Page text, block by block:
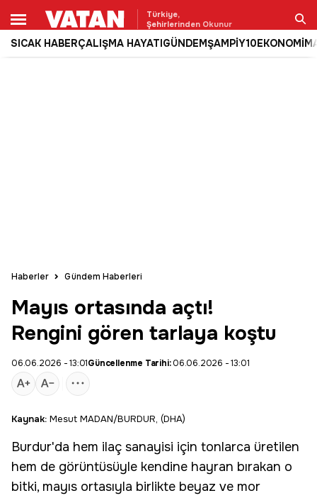
Türkiye,
Şehirlerinden Okunur
SICAK HABERÇALIŞMA HAYATIGÜNDEMŞAMPİY10EKONOMİ
Ara
Haberler Gündem Haberleri
Mayıs ortasında açtı!
Rengini gören tarlaya koştu
06.06.2026 - 13:01Güncellenme Tarihi:06.06.2026 - 13:01
Kaynak: Mesut MADAN/BURDUR, (DHA)
Burdur'da hem ilaç sanayisi için tonlarca üretilen
hem de görüntüsüyle kendine hayran bırakan o
bitki, mayıs ortasıyla birlikte beyaz ve mor